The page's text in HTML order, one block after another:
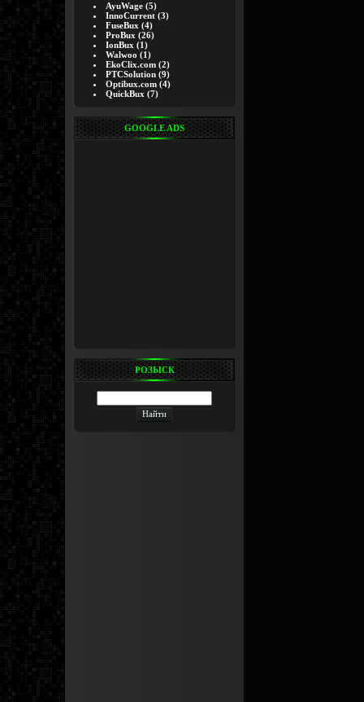
AyuWage (5)
InnoCurrent (3)
FuseBux (4)
ProBux (26)
IonBux (1)
Walwoo (1)
EkoClix.com (2)
PTCSolution (9)
Optibux.com (4)
QuickBux (7)
GOOGLE ADS
РОЗЫСК